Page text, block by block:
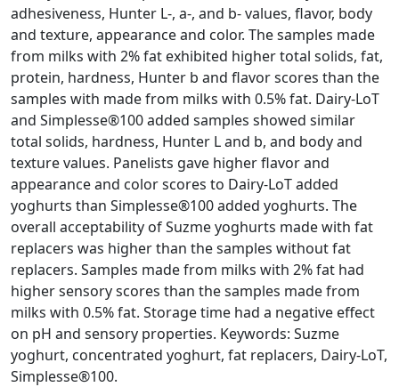
adhesiveness, Hunter L-, a-, and b- values, flavor, body
and texture, appearance and color. The samples made
from milks with 2% fat exhibited higher total solids, fat,
protein, hardness, Hunter b and flavor scores than the
samples with made from milks with 0.5% fat. Dairy-LoT
and Simplesse®100 added samples showed similar
total solids, hardness, Hunter L and b, and body and
texture values. Panelists gave higher flavor and
appearance and color scores to Dairy-LoT added
yoghurts than Simplesse®100 added yoghurts. The
overall acceptability of Suzme yoghurts made with fat
replacers was higher than the samples without fat
replacers. Samples made from milks with 2% fat had
higher sensory scores than the samples made from
milks with 0.5% fat. Storage time had a negative effect
on pH and sensory properties. Keywords: Suzme
yoghurt, concentrated yoghurt, fat replacers, Dairy-LoT,
Simplesse®100.